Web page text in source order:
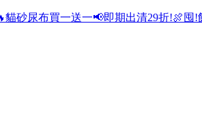
貓砂尿布買一送一📢即期出清29折!🍖囤!